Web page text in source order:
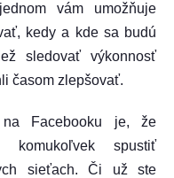
vám umožňuje
kedy a kde sa budú
sledovať výkonnosť
časom zlepšovať.
Facebooku je, že
komukoľvek spustiť
sieťach. Či už ste